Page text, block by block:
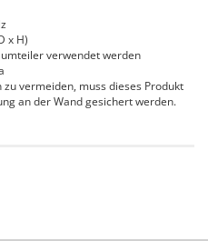
x H)
verwendet werden
zu vermeiden, muss dieses Produkt
an der Wand gesichert werden.